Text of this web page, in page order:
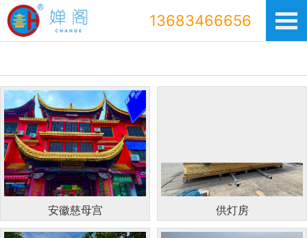
13683466656
安徽慈母宫 供灯房